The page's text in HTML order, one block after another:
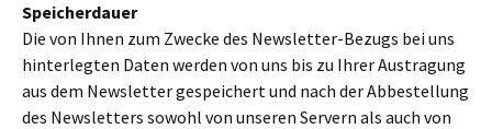
Speicherdauer
Die von Ihnen zum Zwecke des Newsletter-Bezugs bei uns
hinterlegten Daten werden von uns bis zu Ihrer Austragung
aus dem Newsletter gespeichert und nach der Abbestellung
des Newsletters sowohl von unseren Servern als auch von